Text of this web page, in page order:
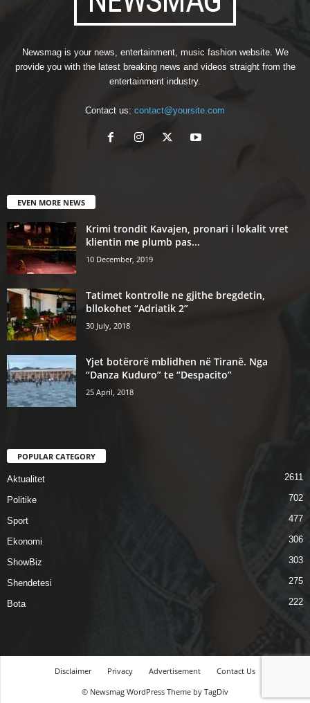
Newsmag is your news, entertainment, music fashion website. We
provide you with the latest breaking news and videos straight from the
entertainment industry.
Contact us: contact@yoursite.com
EVEN MORE NEWS
Krimi trondit Kavajen, pronari i lokalit vret
klientin me plumb pas...
10 December, 2019
Tatimet kontrolle ne gjithe bregdetin,
bllokohet “Adriatik 2”
30 July, 2018
Yjet botërorë mblidhen në Tiranë. Nga
“Danza Kuduro” te “Despacito”
25 April, 2018
POPULAR CATEGORY
Aktualitet 2611
Politike 702
Sport 477
Ekonomi 306
ShowBiz 303
Shendetesi 275
Bota 222
Disclaimer Privacy Advertisement
Contact Us
© Newsmag WordPress Theme by TagDiv